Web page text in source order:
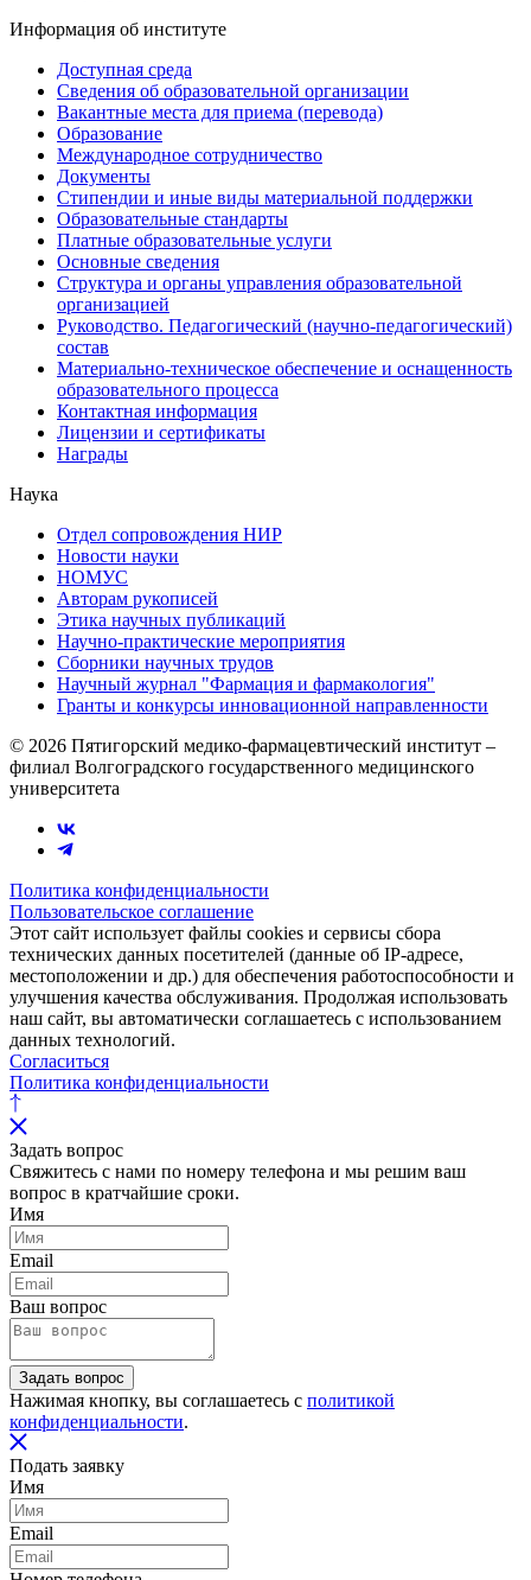
Информация об институте
Доступная среда
Сведения об образовательной организации
Вакантные места для приема (перевода)
Образование
Международное сотрудничество
Документы
Стипендии и иные виды материальной поддержки
Образовательные стандарты
Платные образовательные услуги
Основные сведения
Структура и органы управления образовательной
организацией
Руководство. Педагогический (научно-педагогический)
состав
Материально-техническое обеспечение и оснащенность
образовательного процесса
Контактная информация
Лицензии и сертификаты
Награды
Наука
Отдел сопровождения НИР
Новости науки
НОМУС
Авторам рукописей
Этика научных публикаций
Научно-практические мероприятия
Сборники научных трудов
Научный журнал "Фармация и фармакология"
Гранты и конкурсы инновационной направленности
© 2026 Пятигорский медико-фармацевтический институт –
филиал Волгоградского государственного медицинского
университета
Политика конфиденциальности
Пользовательское соглашение
Этот сайт использует файлы cookies и сервисы сбора
технических данных посетителей (данные об IP-адресе,
местоположении и др.) для обеспечения работоспособности и
улучшения качества обслуживания. Продолжая использовать
наш сайт, вы автоматически соглашаетесь с использованием
данных технологий.
Согласиться
Политика конфиденциальности
Задать вопрос
Свяжитесь с нами по номеру телефона и мы решим ваш
вопрос в кратчайшие сроки.
Имя
Email
Ваш вопрос
Задать вопрос
Нажимая кнопку, вы соглашаетесь с политикой
конфиденциальности.
Подать заявку
Имя
Email